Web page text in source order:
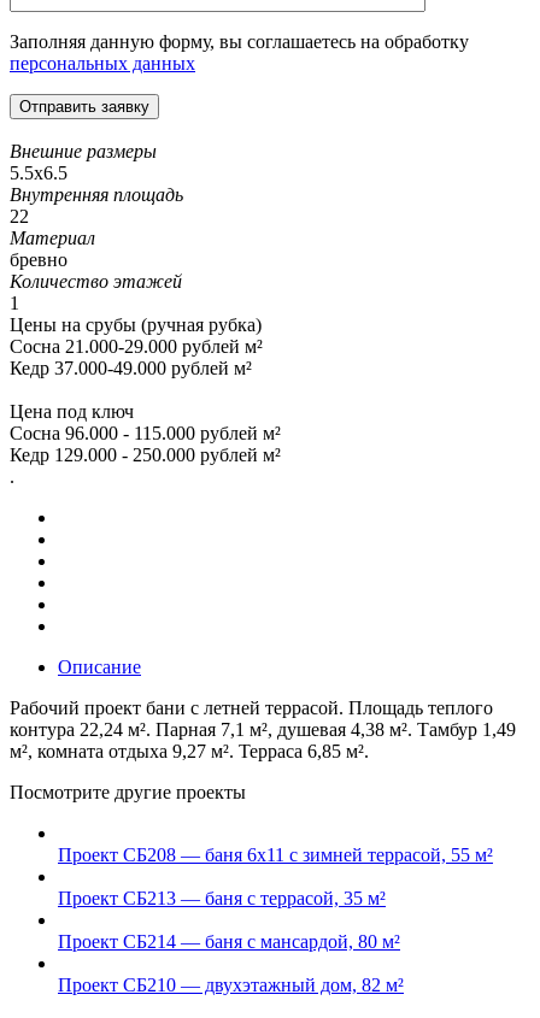
Заполняя данную форму, вы соглашаетесь на обработку
персональных данных
Внешние размеры
5.5х6.5
Внутренняя площадь
22
Материал
бревно
Количество этажей
1
Цены на срубы (ручная рубка)
Сосна 21.000-29.000 рублей м²
Кедр 37.000-49.000 рублей м²
Цена под ключ
Сосна 96.000 - 115.000 рублей м²
Кедр 129.000 - 250.000 рублей м²
.
Описание
Рабочий проект бани с летней террасой. Площадь теплого
контура 22,24 м². Парная 7,1 м², душевая 4,38 м². Тамбур 1,49
м², комната отдыха 9,27 м². Терраса 6,85 м².
Посмотрите другие проекты
Проект СБ208 — баня 6х11 с зимней террасой, 55 м²
Проект СБ213 — баня с террасой, 35 м²
Проект СБ214 — баня с мансардой, 80 м²
Проект СБ210 — двухэтажный дом, 82 м²